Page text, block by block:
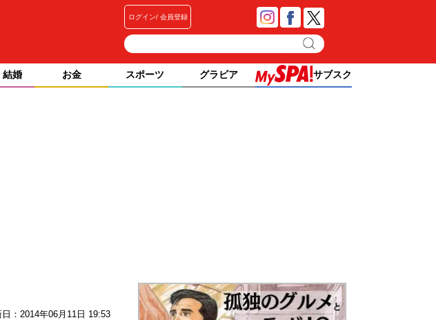
ログイン 会員登録
結婚 お金 スポーツ グラビア サブスク
日：2014年06月11日 19:53